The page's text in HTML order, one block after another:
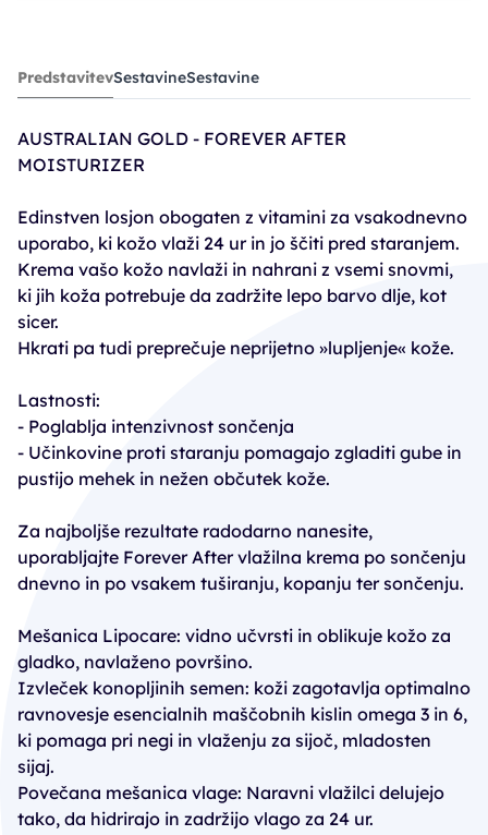
losjon AUG Forever After Moisturizer
38,91€
PredstavitevSestavineSestavine
AUSTRALIAN GOLD - FOREVER AFTER
MOISTURIZER
Edinstven losjon obogaten z vitamini za vsakodnevno
uporabo, ki kožo vlaži 24 ur in jo ščiti pred staranjem.
Krema vašo kožo navlaži in nahrani z vsemi snovmi,
ki jih koža potrebuje da zadržite lepo barvo dlje, kot
sicer.
Hkrati pa tudi preprečuje neprijetno »lupljenje« kože.
Lastnosti:
- Poglablja intenzivnost sončenja
- Učinkovine proti staranju pomagajo zgladiti gube in
pustijo mehek in nežen občutek kože.
Za najboljše rezultate radodarno nanesite,
uporabljajte Forever After vlažilna krema po sončenju
dnevno in po vsakem tuširanju, kopanju ter sončenju.
Mešanica Lipocare: vidno učvrsti in oblikuje kožo za
gladko, navlaženo površino.
Izvleček konopljinih semen: koži zagotavlja optimalno
ravnovesje esencialnih maščobnih kislin omega 3 in 6,
ki pomaga pri negi in vlaženju za sijoč, mladosten
sijaj.
Povečana mešanica vlage: Naravni vlažilci delujejo
tako, da hidrirajo in zadržijo vlago za 24 ur.